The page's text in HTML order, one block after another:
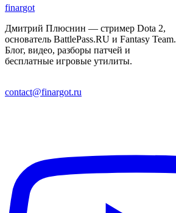
finargot
Дмитрий Плюснин — стример Dota 2,
основатель BattlePass.RU и Fantasy Team.
Блог, видео, разборы патчей и
бесплатные игровые утилиты.
contact@finargot.ru